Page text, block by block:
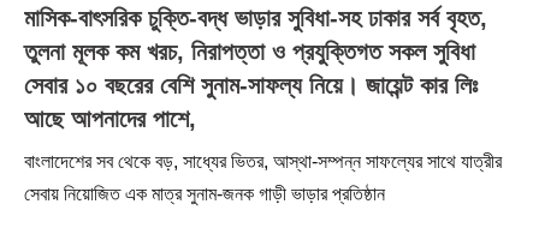
মাসিক-বাৎসরিক চুক্তি-বদ্ধ ভাড়ার সুবিধা-সহ ঢাকার সর্ব বৃহত,
তুলনা মূলক কম খরচ, নিরাপত্তা ও প্রযুক্তিগত সকল সুবিধা
সেবার ১০ বছরের বেশি সুনাম-সাফল্য নিয়ে। জায়েন্ট কার লিঃ
আছে আপনাদের পাশে,
বাংলাদেশের সব থেকে বড়, সাধ্যের ভিতর, আস্থা-সম্পন্ন সাফল্যের সাথে যাত্রীর
সেবায় নিয়োজিত এক মাত্র সুনাম-জনক গাড়ী ভাড়ার প্রতিষ্ঠান